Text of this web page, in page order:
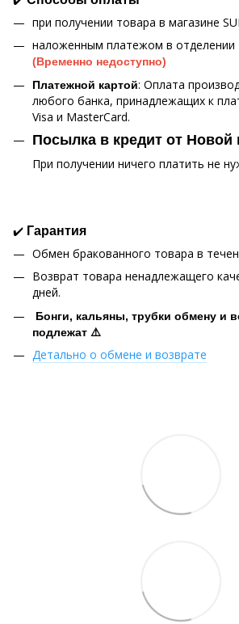
при получении товара в магазине
наложенным платежом в
(Временно недоступно)
Платежной картой: Оплата
любого банка, принадлежащих к
Visa и MasterCard.
Посылка в кредит от Новой
При получении ничего платить не
✔️ Гарантия
Обмен бракованного товара в
Возврат товара ненадлежащего
дней.
Бонги, кальяны, трубки обмену и
подлежат ⚠️
Детально о обмене и возврате